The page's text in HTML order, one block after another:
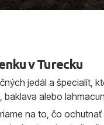
v Turecku
jedál a špecialít,
baklava alebo
na to, čo ochutnať